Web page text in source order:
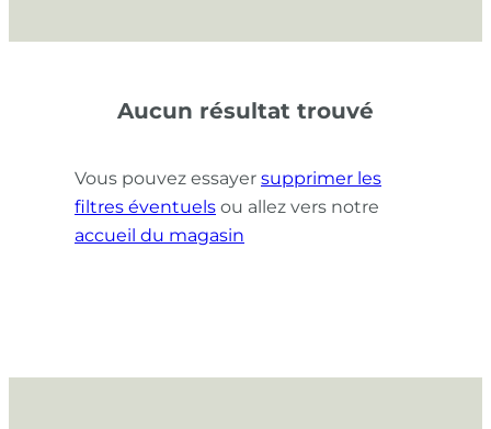
Aucun résultat trouvé
Vous pouvez essayer supprimer les
filtres éventuels ou allez vers notre
accueil du magasin